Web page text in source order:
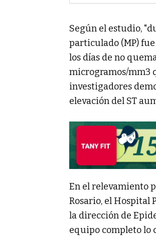
Según el estudio,
particulado (MP)
los días de no
microgramos/mm3
investigadores
elevación del ST
En el relevamiento
Rosario, el Hospital
la dirección de
equipo completo lo